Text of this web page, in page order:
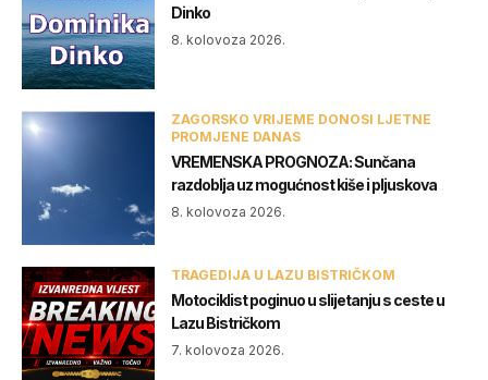
Dinko
8. kolovoza 2026.
ZAGORSKO VRIJEME DONOSI LJETNE
PROMJENE DANAS
VREMENSKA PROGNOZA: Sunčana
razdoblja uz mogućnost kiše i pljuskova
8. kolovoza 2026.
TRAGEDIJA U LAZU BISTRIČKOM
Motociklist poginuo u slijetanju s ceste u
Lazu Bistričkom
7. kolovoza 2026.